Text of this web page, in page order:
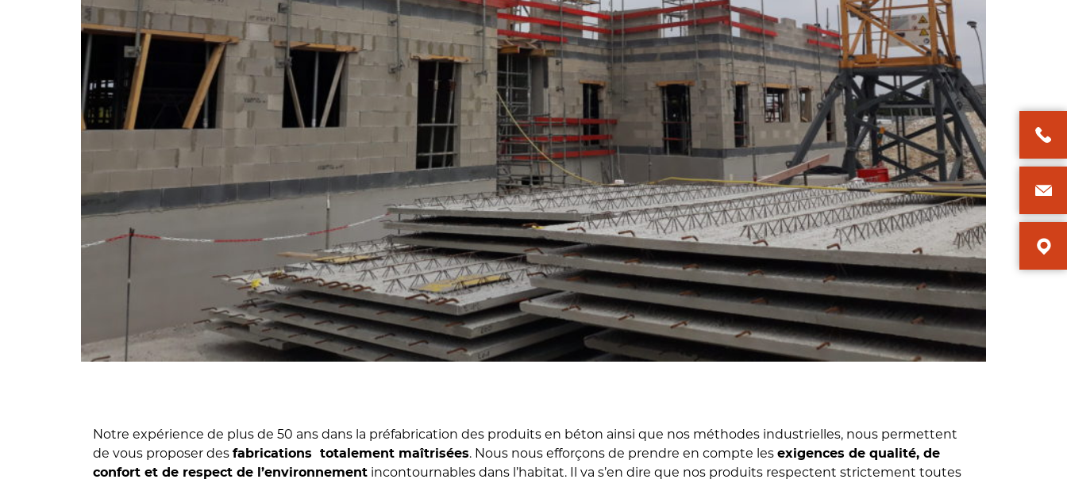
Notre expérience de plus de 50 ans dans la préfabrication des produits en béton ainsi que nos méthodes industrielles, nous permettent
de vous proposer des fabrications totalement maîtrisées. Nous nous efforçons de prendre en compte les exigences de qualité, de
confort et de respect de l’environnement incontournables dans l’habitat. Il va s’en dire que nos produits respectent strictement toutes